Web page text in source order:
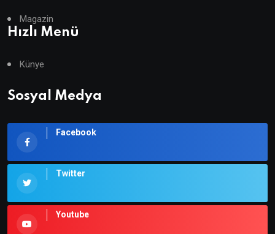
Magazin
Hızlı Menü
Künye
Sosyal Medya
Facebook
Twitter
Youtube